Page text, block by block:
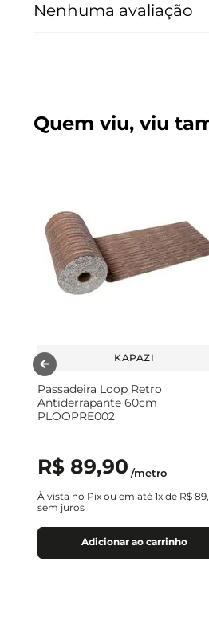
Nenhuma avaliação
Quem viu, viu
KAPAZI
Passadeira Loop Retro
Antiderrapante 60cm
PLOOPRE002
R$ 89,90 /metro
À vista no Pix ou em até 1x de R$ 89,
sem juros
Adicionar ao carrinho